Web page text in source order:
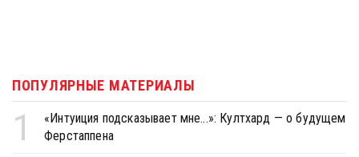
ПОПУЛЯРНЫЕ МАТЕРИАЛЫ
1
«Интуиция подсказывает мне...»: Култхард — о будущем
Ферстаппена